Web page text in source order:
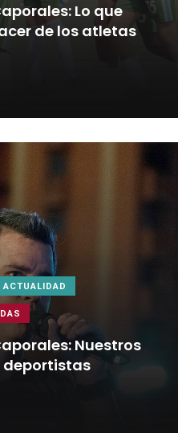
Lo que
de los atletas
ACTUALIDAD
Nuestros
deportistas